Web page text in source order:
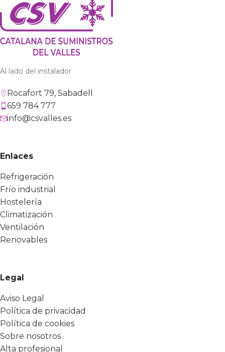
Al lado del instalador
Rocafort 79, Sabadell
659 784 777
info@csvalles.es
Enlaces
Refrigeración
Frío industrial
Hostelería
Climatización
Ventilación
Renovables
Legal
Aviso Legal
Política de privacidad
Política de cookies
Sobre nosotros
Alta profesional